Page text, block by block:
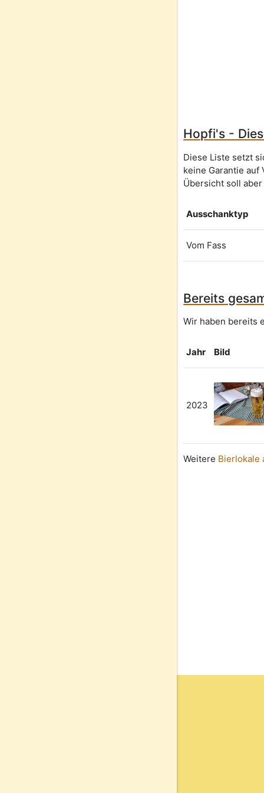
Hopfi's -
Diese Liste setzt
keine Garantie
Übersicht soll
Ausschanktyp
Vom Fass
Bereits
Wir haben bereits
Jahr Bild
2023
Weitere Bierlokale